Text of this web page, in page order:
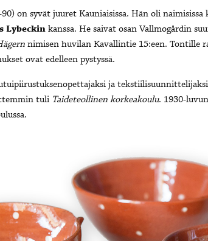
on syvät juuret Kauniaisissa. Hän oli naimisissa
Lybeckinkanssa. He saivat osan Vallmogårdin
nimisen huvilan Kavallintie 15:een. Tontille
ovat edelleen pystyssä.
ja tekstiilisuunnittelijaksi
tuli Taideteollinen korkeakoulu. 1930-